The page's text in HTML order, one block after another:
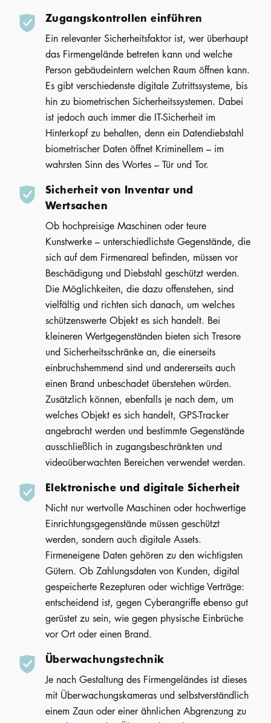
Zugangskontrollen einführen
Ein relevanter Sicherheitsfaktor ist, wer überhaupt
das Firmengelände betreten kann und welche
Person gebäudeintern welchen Raum öffnen kann.
Es gibt verschiedenste digitale Zutrittssysteme, bis
hin zu biometrischen Sicherheitssystemen. Dabei
ist jedoch auch immer die IT-Sicherheit im
Hinterkopf zu behalten, denn ein Datendiebstahl
biometrischer Daten öffnet Kriminellem – im
wahrsten Sinn des Wortes – Tür und Tor.
Sicherheit von Inventar und
Wertsachen
Ob hochpreisige Maschinen oder teure
Kunstwerke – unterschiedlichste Gegenstände, die
sich auf dem Firmenareal befinden, müssen vor
Beschädigung und Diebstahl geschützt werden.
Die Möglichkeiten, die dazu offenstehen, sind
vielfältig und richten sich danach, um welches
schützenswerte Objekt es sich handelt. Bei
kleineren Wertgegenständen bieten sich Tresore
und Sicherheitsschränke an, die einerseits
einbruchshemmend sind und andererseits auch
einen Brand unbeschadet überstehen würden.
Zusätzlich können, ebenfalls je nach dem, um
welches Objekt es sich handelt, GPS-Tracker
angebracht werden und bestimmte Gegenstände
ausschließlich in zugangsbeschränkten und
videoüberwachten Bereichen verwendet werden.
Elektronische und digitale Sicherheit
Nicht nur wertvolle Maschinen oder hochwertige
Einrichtungsgegenstände müssen geschützt
werden, sondern auch digitale Assets.
Firmeneigene Daten gehören zu den wichtigsten
Gütern. Ob Zahlungsdaten von Kunden, digital
gespeicherte Rezepturen oder wichtige Verträge:
entscheidend ist, gegen Cyberangriffe ebenso gut
gerüstet zu sein, wie gegen physische Einbrüche
vor Ort oder einen Brand.
Überwachungstechnik
Je nach Gestaltung des Firmengeländes ist dieses
mit Überwachungskameras und selbstverständlich
einem Zaun oder einer ähnlichen Abgrenzung zu